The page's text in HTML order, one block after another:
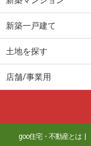
新築一戸建て
土地を探す
店舗/事業用
goo住宅・不動産とは